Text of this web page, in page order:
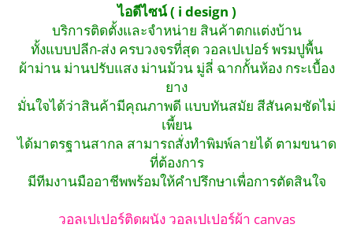
ไอดีไซน์ ( i design )
บริการติดตั้งและจำหน่าย สินค้าตกแต่งบ้าน
ทั้งแบบปลีก-ส่ง ครบวงจรที่สุด วอลเปเปอร์ พรมปูพื้น
ผ้าม่าน ม่านปรับแสง ม่านม้วน มู่ลี่ ฉากกั้นห้อง กระเบื้อง
ยาง
มั่นใจได้ว่าสินค้ามีคุณภาพดี แบบทันสมัย สีสันคมชัดไม่
เพี้ยน
ได้มาตรฐานสากล สามารถสั่งทำพิมพ์ลายได้ ตามขนาด
ที่ต้องการ
มีทีมงานมืออาชีพพร้อมให้คำปรึกษาเพื่อการตัดสินใจ
วอลเปเปอร์ติดผนัง วอลเปเปอร์ผ้า canvas